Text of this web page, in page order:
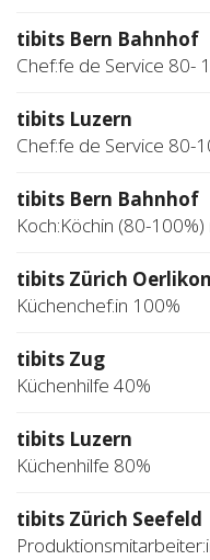
tibits Bern Bahnhof
Chef:fe de Service 80-
tibits Luzern
Chef:fe de Service 80-
tibits Bern Bahnhof
Koch:Köchin (80-
tibits Zürich Oerlikon
Küchenchef:in 100%
tibits Zug
Küchenhilfe 40%
tibits Luzern
Küchenhilfe 80%
tibits Zürich Seefeld